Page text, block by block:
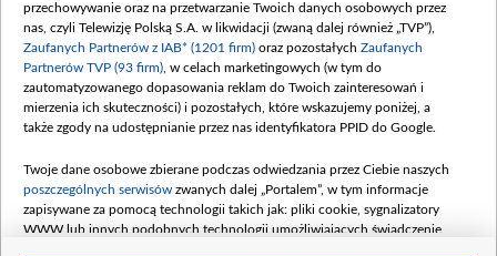
Dofinansowanie 48 862 000,00 PLN
Data podpisania umowy: GRUDZIEŃ 2025
(wpłata grudzień 60,548 mln)
Dofinansowanie 900 000 000,00 PLN
Data podpisania umowy: LUTY 2026 (wpłata
kwiecień 180 mln, 7 maja 180 mln, 8
czerwca 90 mln)
Dofinansowanie 250 000 000,00 PLN
przechowywanie oraz na przetwarzanie Twoich danych osobowych przez
nas, czyli Telewizję Polską S.A. w likwidacji (zwaną dalej również „TVP”),
Zaufanych Partnerów z IAB* (1201 firm) oraz pozostałych Zaufanych
Partnerów TVP (93 firm) , w celach marketingowych (w tym do
zautomatyzowanego dopasowania reklam do Twoich zainteresowań i
mierzenia ich skuteczności) i pozostałych, które wskazujemy poniżej, a
także zgody na udostępnianie przez nas identyfikatora PPID do Google.
Twoje dane osobowe zbierane podczas odwiedzania przez Ciebie naszych
poszczególnych serwisów zwanych dalej „Portalem”, w tym informacje
zapisywane za pomocą technologii takich jak: pliki cookie, sygnalizatory
WWW lub innych podobnych technologii umożliwiających świadczenie